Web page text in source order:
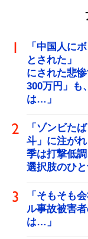
「中国人に
とされた」
にされた悲
300万円」も
は…」
「ゾンビた
斗」に注が
季は打撃低
選択肢のひと
「そもそも
ル事故被害
は…」